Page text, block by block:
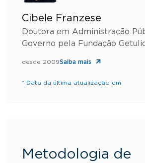
Cibele Franzese
Doutora em Administração
Governo pela Fundação
desde 2009Saiba mais
* Data da última atualização em
Metodologia de